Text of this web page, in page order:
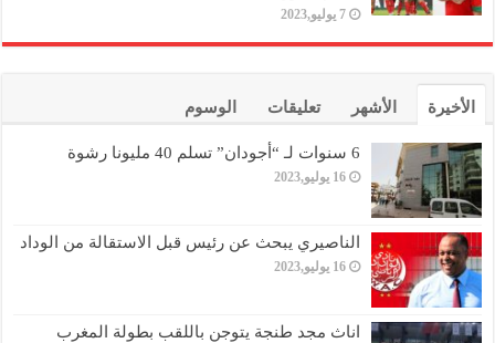
7 يوليو,2023
الأخيرة الأشهر تعليقات الوسوم
6 سنوات لـ “أجودان” تسلم 40 مليونا رشوة
16 يوليو,2023
الناصيري يبحث عن رئيس قبل الاستقالة من الوداد
16 يوليو,2023
اناث مجد طنجة يتوجن باللقب بطولة المغرب